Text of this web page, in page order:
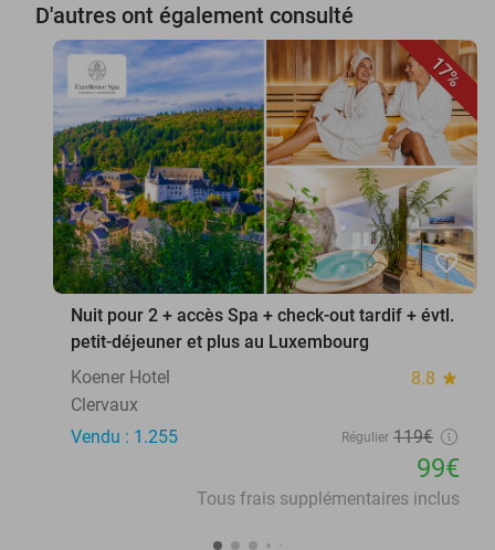
D'autres ont également consulté
17%
favorite_border
Nuit pour 2 + accès Spa + check-out tardif + évtl.
petit-déjeuner et plus au Luxembourg
Koener Hotel
8.8 star
Clervaux
Vendu : 1.255
Régulier 119€
99€
Tous frais supplémentaires inclus